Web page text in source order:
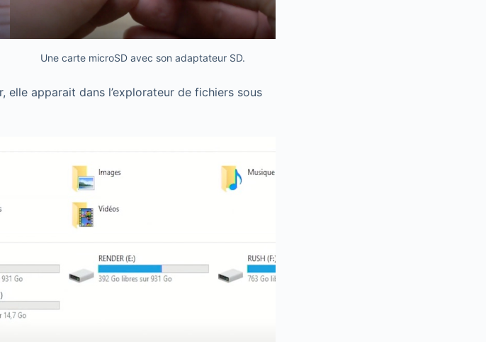
Une carte microSD avec son adaptateur SD.
elle apparait dans l’explorateur de fichiers sous